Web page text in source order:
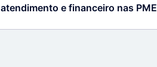
atendimento e financeiro nas PME